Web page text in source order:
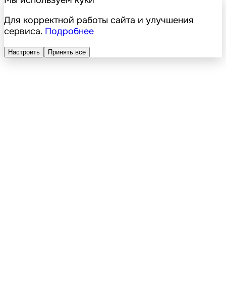
Для корректной работы сайта и улучшения
сервиса. Подробнее
Настроить Принять все